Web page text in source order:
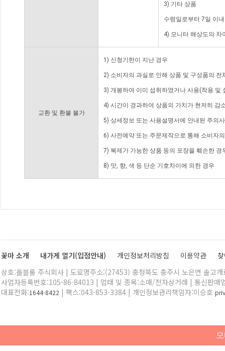
3) 기타 상품
수령일로부터 7일 이
4) 모니터 해상도의 차
교환 및 환불 불가
1) 신청기한이 지난 경우
2) 소비자의 과실로 인해 상품 및 구성품의
3) 개봉하여 이미 섭취하였거나 사용(착용 및
4) 시간이 경과하여 상품의 가치가 현저히 감
5) 상세정보 또는 사용설명서에 안내된 주의
6) 사전예약 또는 주문제작으로 통해 소비자
7) 복제가 가능한 상품 등의 포장을 훼손한 경
8) 맛, 향, 색 등 단순 기호차이에 의한 경우
꽃마 소개 내가게 열기(입점안내) 개인정보처리방침 이용약관
상호:올블룸 주식회사 | 도로명주소:(27453) 충청북도 충주시 노은면 솔고
사업자등록번호:105-86-84013 | 업태 및 종목:소매/전자상거래 | 통신판매
대표전화:1644-8422 | 팩스:043-853-3384 | 개인정보관리책임자:이승호